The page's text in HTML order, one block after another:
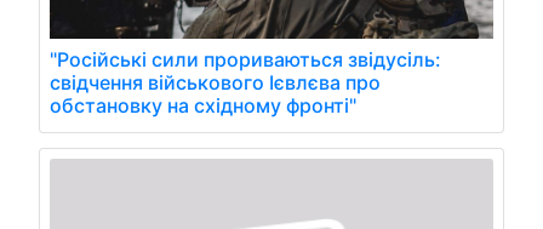
"Російські сили прориваються звідусіль:
свідчення військового Ієвлєва про
обстановку на східному фронті"